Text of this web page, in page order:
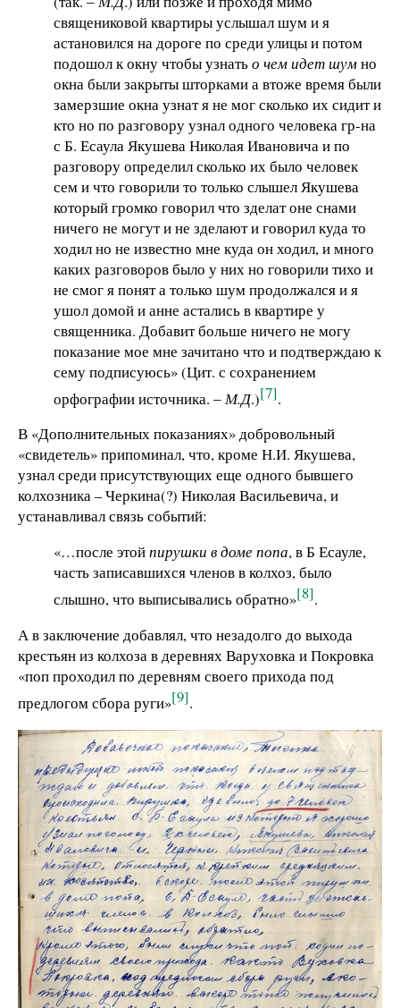
священиковой квартиры услышал шум и я
астановился на дороге по среди улицы и потом
подошол к окну чтобы узнатьо чем идет шумно
окна были закрыты шторками а втоже время были
замерзшие окна узнат я не мог сколько их сидит и
кто но по разговору узнал одного человека гр-на
с Б. Есаула Якушева Николая Ивановича и по
разговору определил сколько их было человек
сем и что говорили то только слышел Якушева
который громко говорил что зделат оне снами
ничего не могут и не зделают и говорил куда то
ходил но не известно мне куда он ходил, и много
каких разговоров было у них но говорили тихо и
не смог я понят а только шум продолжался и я
ушол домой и анне астались в квартире у
священника. Добавит больше ничего не могу
показание мое мне зачитано что и подтверждаю к
сему подписуюсь» (Цит. с сохранением
орфографии источника. ‒ М.Д.)[7].
В «Дополнительных показаниях» добровольный
«свидетель» припоминал, что, кроме Н.И. Якушева,
узнал среди присутствующих еще одного бывшего
колхозника – Черкина(?) Николая Васильевича, и
устанавливал связь событий:
«…после этойпирушки в доме попа, в Б Есауле,
часть записавшихся членов в колхоз, было
слышно, что выписывались обратно»[8].
А в заключение добавлял, что незадолго до выхода
крестьян из колхоза в деревнях Варуховка и Покровка
«поп проходил по деревням своего прихода под
предлогом сбора руги»[9].